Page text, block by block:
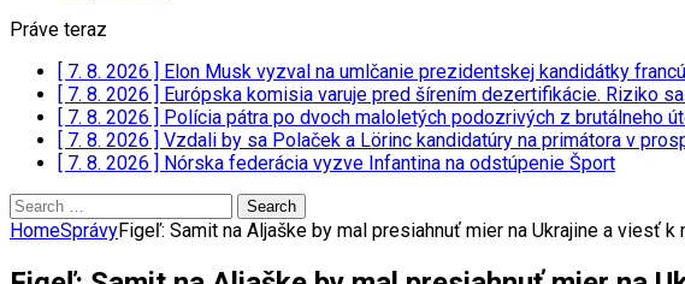
Práve teraz
[ 7. 8. 2026 ] Elon Musk vyzval na umlčanie prezidentskej kandidátky
[ 7. 8. 2026 ] Európska komisia varuje pred šírením dezertifikácie. Riziko
[ 7. 8. 2026 ] Polícia pátra po dvoch maloletých podozrivých z brutálneho
[ 7. 8. 2026 ] Vzdali by sa Polaček a Lörinc kandidatúry na primátora v
[ 7. 8. 2026 ] Nórska federácia vyzve Infantina na odstúpenie Šport
Search
for:
HomeSprávyFigeľ: Samit na Aljaške by mal presiahnuť mier na Ukrajine a viesť